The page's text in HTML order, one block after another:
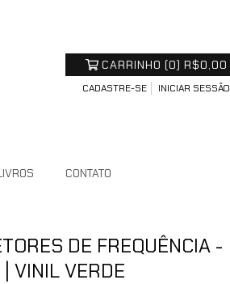
CARRINHO (0) R$0,00
CADASTRE-SE INICIAR SESSÃO
CONTATO
DE FREQUÊNCIA -
VINIL VERDE